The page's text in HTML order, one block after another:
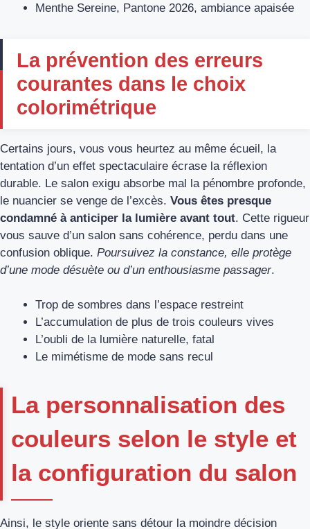
Menthe Sereine, Pantone 2026, ambiance apaisée
La prévention des erreurs
courantes dans le choix
colorimétrique
Certains jours, vous vous heurtez au même écueil, la
tentation d’un effet spectaculaire écrase la réflexion
durable. Le salon exigu absorbe mal la pénombre profonde,
le nuancier se venge de l’excès. Vous êtes presque
condamné à anticiper la lumière avant tout. Cette rigueur
vous sauve d’un salon sans cohérence, perdu dans une
confusion oblique. Poursuivez la constance, elle protège
d’une mode désuète ou d’un enthousiasme passager.
Trop de sombres dans l’espace restreint
L’accumulation de plus de trois couleurs vives
L’oubli de la lumière naturelle, fatal
Le mimétisme de mode sans recul
La personnalisation des
couleurs selon le style et
la configuration du salon
Ainsi, le style oriente sans détour la moindre décision